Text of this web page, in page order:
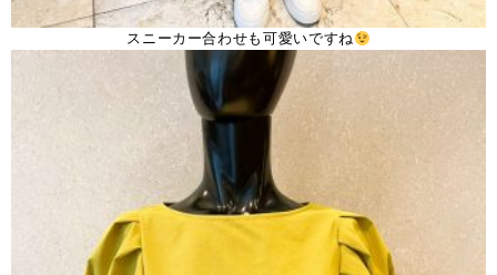
スニーカー合わせも可愛いですね